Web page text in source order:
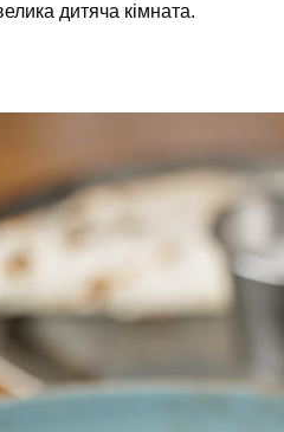
дитяча кімната.